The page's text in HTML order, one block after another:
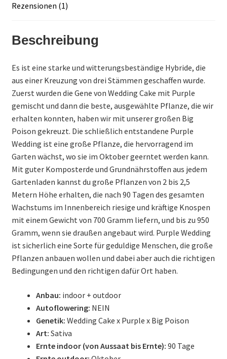
Rezensionen (1)
Beschreibung
Es ist eine starke und witterungsbeständige Hybride, die
aus einer Kreuzung von drei Stämmen geschaffen wurde.
Zuerst wurden die Gene von Wedding Cake mit Purple
gemischt und dann die beste, ausgewählte Pflanze, die wir
erhalten konnten, haben wir mit unserer großen Big
Poison gekreuzt. Die schließlich entstandene Purple
Wedding ist eine große Pflanze, die hervorragend im
Garten wächst, wo sie im Oktober geerntet werden kann.
Mit guter Komposterde und Grundnährstoffen aus jedem
Gartenladen kannst du große Pflanzen von 2 bis 2,5
Metern Höhe erhalten, die nach 90 Tagen des gesamten
Wachstums im Innenbereich riesige und kräftige Knospen
mit einem Gewicht von 700 Gramm liefern, und bis zu 950
Gramm, wenn sie draußen angebaut wird. Purple Wedding
ist sicherlich eine Sorte für geduldige Menschen, die große
Pflanzen anbauen wollen und dabei aber auch die richtigen
Bedingungen und den richtigen dafür Ort haben.
Anbau: indoor + outdoor
Autoflowering: NEIN
Genetik: Wedding Cake x Purple x Big Poison
Art: Sativa
Ernte indoor (von Aussaat bis Ernte): 90 Tage